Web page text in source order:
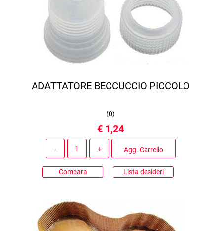
ADATTATORE BECCUCCIO PICCOLO
(0)
€ 1,24
Agg. Carrello
Compara Lista desideri